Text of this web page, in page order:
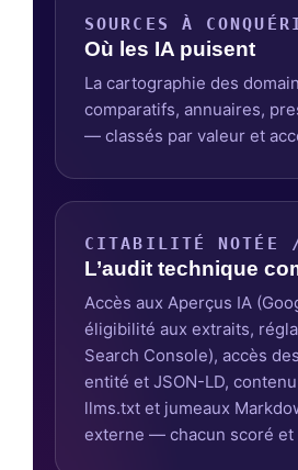
SOURCES À
Où les IA puisent
La cartographie des
comparatifs, annuaires,
— classés par valeur et
CITABILITÉ NOTÉE
L’audit technique
Accès aux Aperçus IA
éligibilité aux extraits,
Search Console), accès
entité et JSON-LD,
llms.txt et jumeaux
externe — chacun scoré et